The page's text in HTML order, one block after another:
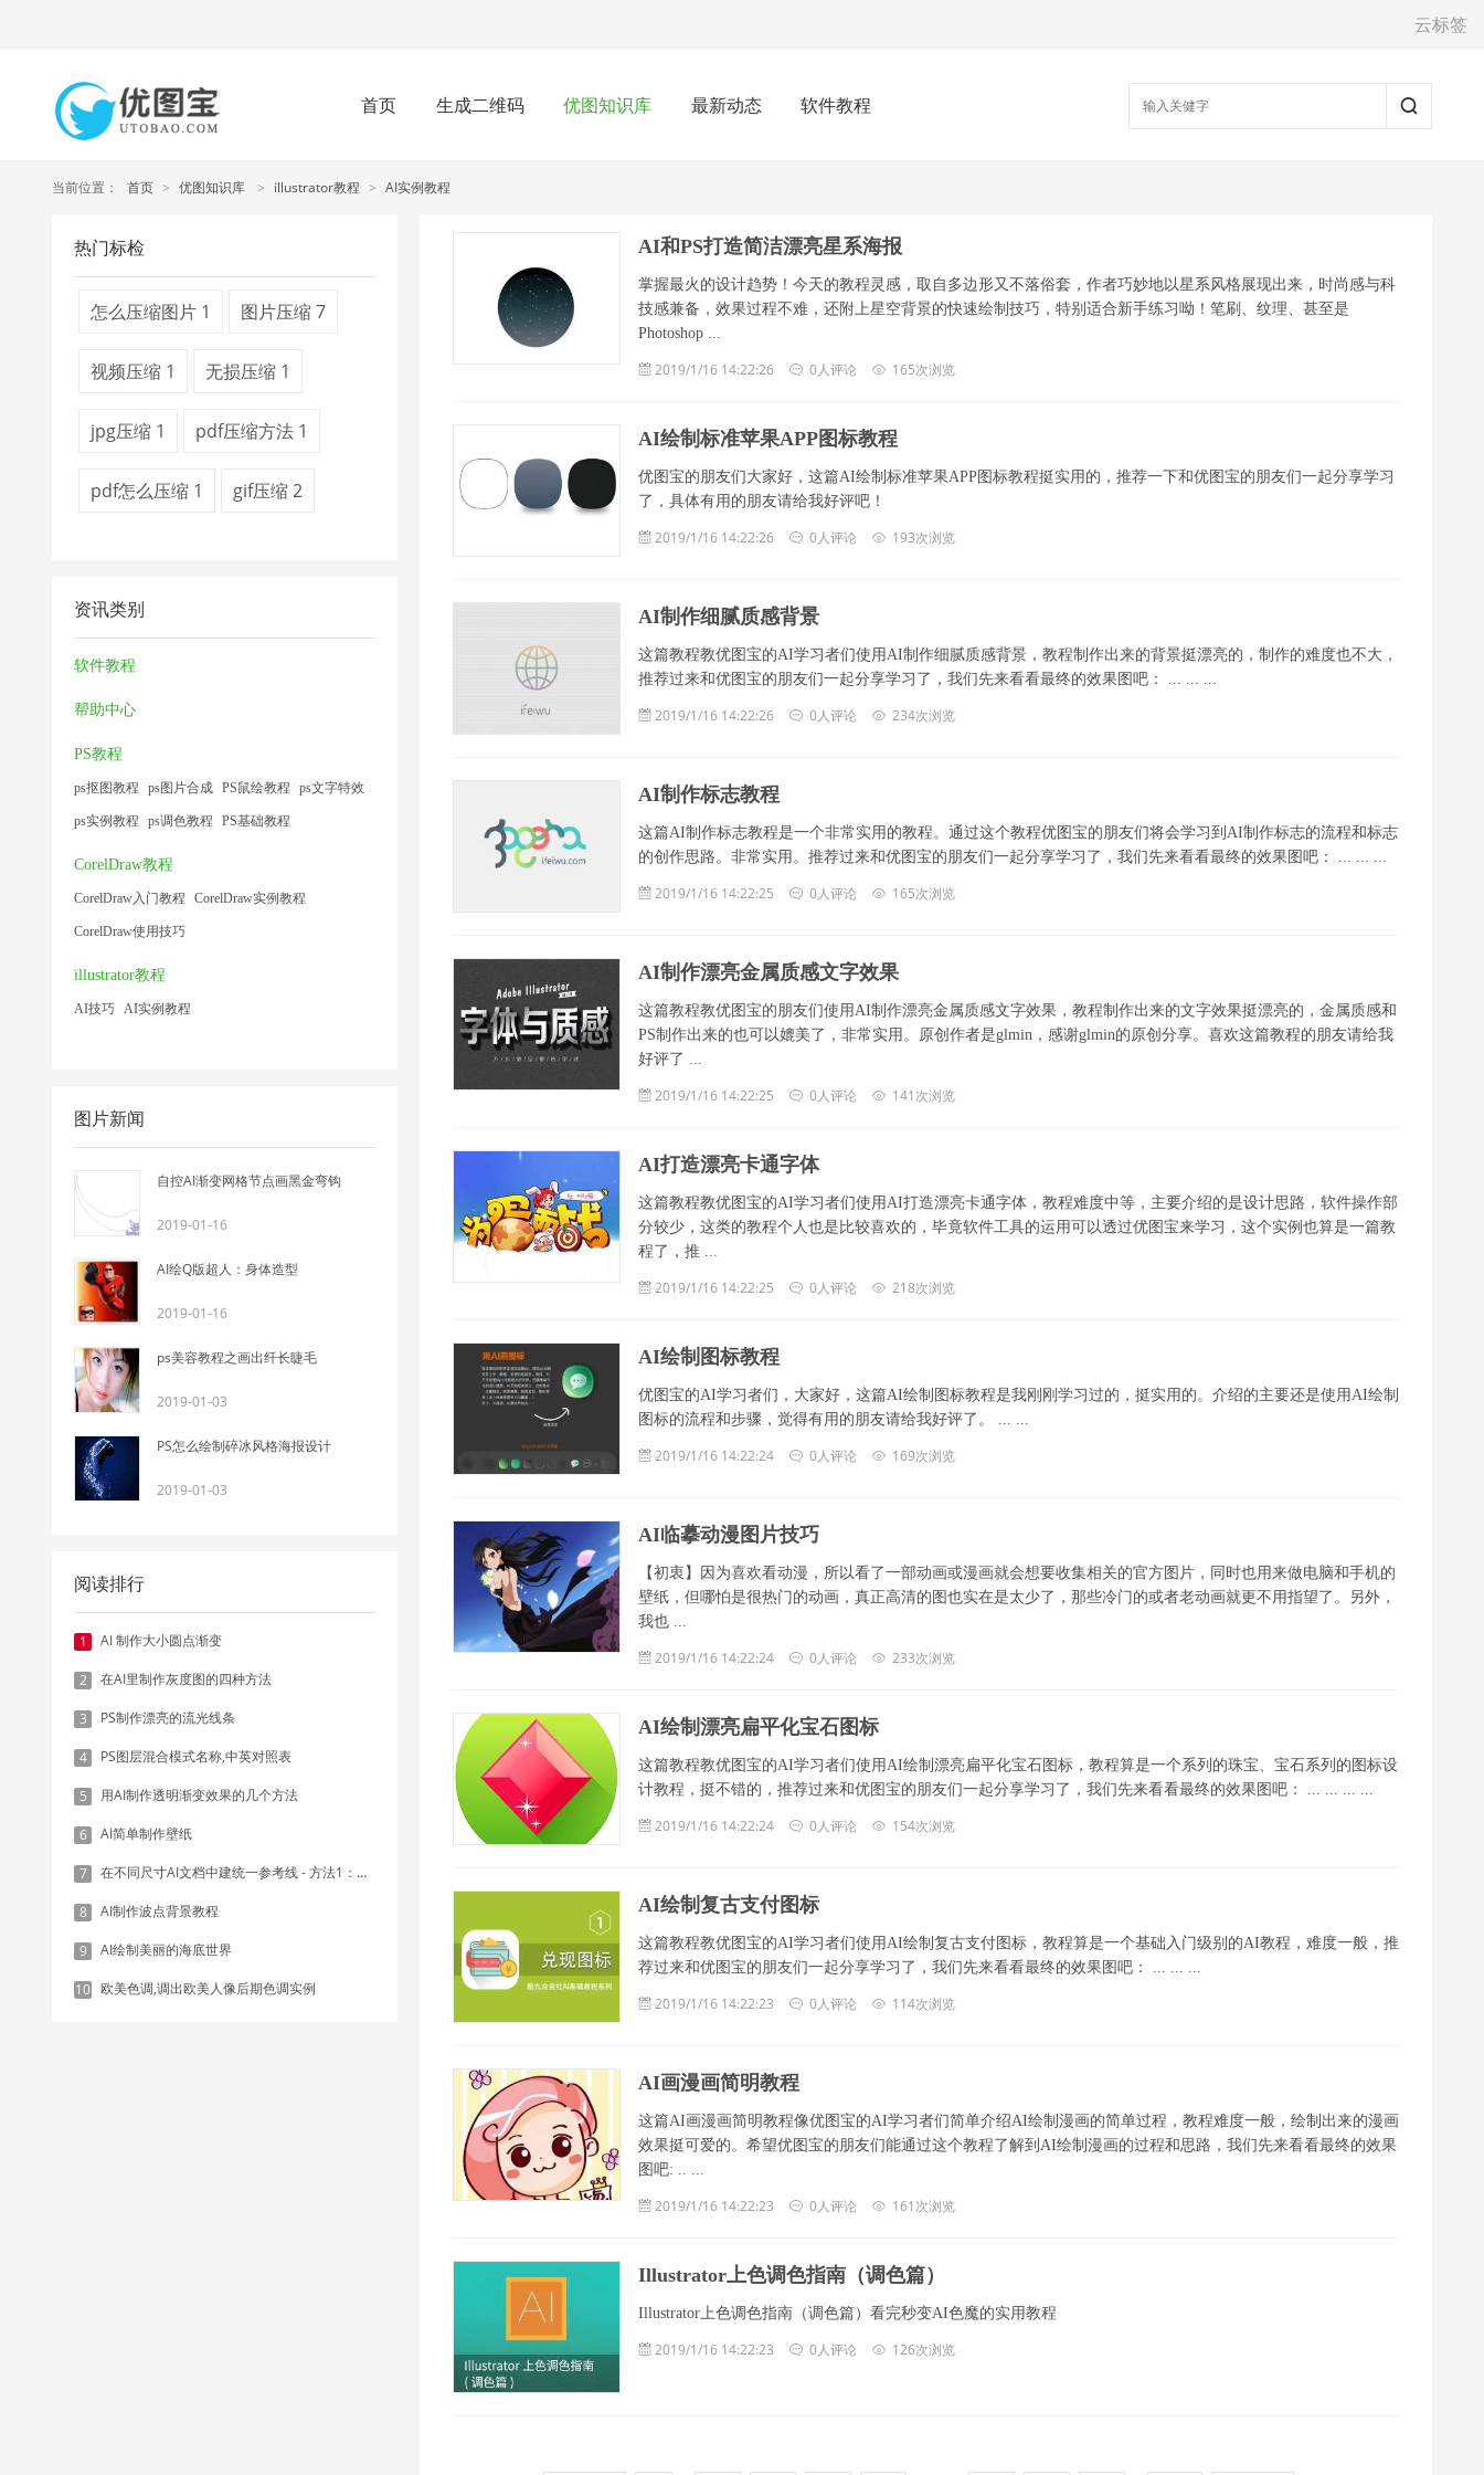
云标签
首页 生成二维码 优图知识库 最新动态 软件教程
当前位置： 首页 > 优图知识库 > illustrator教程 > AI实例教程
热门标检
怎么压缩图片 1 图片压缩7
视频压缩 1 无损压缩 1
jpg压缩 1 pdf压缩方法 1
pdf怎么压缩 1 gif压缩2
资讯类别
软件教程
帮助中心
PS教程
ps抠图教程 ps图片合成 PS鼠绘教程 ps文字特效
ps实例教程 ps调色教程 PS基础教程
CorelDraw教程
CorelDraw入门教程 CorelDraw实例教程
CorelDraw使用技巧
illustrator教程
AI技巧 AI实例教程
图片新闻
自控AI渐变网格节点画黑金弯钩
2019-01-16
AI绘Q版超人：身体造型
2019-01-16
ps美容教程之画出纤长睫毛
2019-01-03
PS怎么绘制碎冰风格海报设计
2019-01-03
阅读排行
1 AI 制作大小圆点渐变
2 在AI里制作灰度图的四种方法
3 PS制作漂亮的流光线条
4 PS图层混合模式名称,中英对照表
5 用AI制作透明渐变效果的几个方法
6 AI简单制作壁纸
7 在不同尺寸AI文档中建统一参考线 - 方法1：对齐和分布
8 AI制作波点背景教程
9 AI绘制美丽的海底世界
10 欧美色调,调出欧美人像后期色调实例
AI和PS打造简洁漂亮星系海报
掌握最火的设计趋势！今天的教程灵感，取自多边形又不落俗套，作者巧妙地以星系风格展现出来，时尚感与科
技感兼备，效果过程不难，还附上星空背景的快速绘制技巧，特别适合新手练习呦！笔刷、纹理、甚至是
Photoshop ...
2019/1/16 14:22:26 0人评论 165次浏览
AI绘制标准苹果APP图标教程
优图宝的朋友们大家好，这篇AI绘制标准苹果APP图标教程挺实用的，推荐一下和优图宝的朋友们一起分享学习
了，具体有用的朋友请给我好评吧！
2019/1/16 14:22:26 0人评论 193次浏览
AI制作细腻质感背景
这篇教程教优图宝的AI学习者们使用AI制作细腻质感背景，教程制作出来的背景挺漂亮的，制作的难度也不大，
推荐过来和优图宝的朋友们一起分享学习了，我们先来看看最终的效果图吧： ... ... ...
2019/1/16 14:22:26 0人评论 234次浏览
AI制作标志教程
这篇AI制作标志教程是一个非常实用的教程。通过这个教程优图宝的朋友们将会学习到AI制作标志的流程和标志
的创作思路。非常实用。推荐过来和优图宝的朋友们一起分享学习了，我们先来看看最终的效果图吧： ... ... ...
2019/1/16 14:22:25 0人评论 165次浏览
AI制作漂亮金属质感文字效果
这篇教程教优图宝的朋友们使用AI制作漂亮金属质感文字效果，教程制作出来的文字效果挺漂亮的，金属质感和
PS制作出来的也可以媲美了，非常实用。原创作者是glmin，感谢glmin的原创分享。喜欢这篇教程的朋友请给我
好评了 ...
2019/1/16 14:22:25 0人评论 141次浏览
AI打造漂亮卡通字体
这篇教程教优图宝的AI学习者们使用AI打造漂亮卡通字体，教程难度中等，主要介绍的是设计思路，软件操作部
分较少，这类的教程个人也是比较喜欢的，毕竟软件工具的运用可以透过优图宝来学习，这个实例也算是一篇教
程了，推 ...
2019/1/16 14:22:25 0人评论 218次浏览
AI绘制图标教程
优图宝的AI学习者们，大家好，这篇AI绘制图标教程是我刚刚学习过的，挺实用的。介绍的主要还是使用AI绘制
图标的流程和步骤，觉得有用的朋友请给我好评了。 ... ...
2019/1/16 14:22:24 0人评论 169次浏览
AI临摹动漫图片技巧
【初衷】因为喜欢看动漫，所以看了一部动画或漫画就会想要收集相关的官方图片，同时也用来做电脑和手机的
壁纸，但哪怕是很热门的动画，真正高清的图也实在是太少了，那些冷门的或者老动画就更不用指望了。另外，
我也 ...
2019/1/16 14:22:24 0人评论 233次浏览
AI绘制漂亮扁平化宝石图标
这篇教程教优图宝的AI学习者们使用AI绘制漂亮扁平化宝石图标，教程算是一个系列的珠宝、宝石系列的图标设
计教程，挺不错的，推荐过来和优图宝的朋友们一起分享学习了，我们先来看看最终的效果图吧： ... ... ... ...
2019/1/16 14:22:24 0人评论 154次浏览
AI绘制复古支付图标
这篇教程教优图宝的AI学习者们使用AI绘制复古支付图标，教程算是一个基础入门级别的AI教程，难度一般，推
荐过来和优图宝的朋友们一起分享学习了，我们先来看看最终的效果图吧： ... ... ...
2019/1/16 14:22:23 0人评论 114次浏览
AI画漫画简明教程
这篇AI画漫画简明教程像优图宝的AI学习者们简单介绍AI绘制漫画的简单过程，教程难度一般，绘制出来的漫画
效果挺可爱的。希望优图宝的朋友们能通过这个教程了解到AI绘制漫画的过程和思路，我们先来看看最终的效果
图吧: .. ...
2019/1/16 14:22:23 0人评论 161次浏览
Illustrator上色调色指南（调色篇）
Illustrator上色调色指南（调色篇）看完秒变AI色魔的实用教程
2019/1/16 14:22:23 0人评论 126次浏览